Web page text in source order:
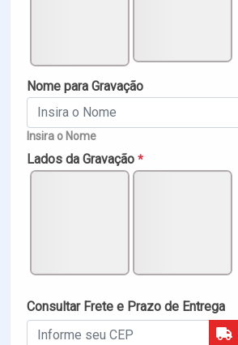
Nome para Gravação
Insira o Nome
Lados da Gravação *
Consultar Frete e Prazo de Entrega